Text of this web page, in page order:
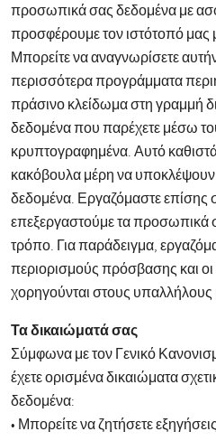
προσωπικά σας δεδομένα με
προσφέρουμε τον ιστότοπό
Μπορείτε να αναγνωρίσετε
περισσότερα προγράμματα
πράσινο κλείδωμα στη γραμμή
δεδομένα που παρέχετε μέσω
κρυπτογραφημένα. Αυτό
κακόβουλα μέρη να
δεδομένα. Εργαζόμαστε επίσης
επεξεργαστούμε τα προσωπικά
τρόπο. Για παράδειγμα,
περιορισμούς πρόσβασης και
χορηγούνται στους
Τα δικαιώματά σας
Σύμφωνα με τον Γενικό
έχετε ορισμένα δικαιώματα
δεδομένα:
• Μπορείτε να ζητήσετε